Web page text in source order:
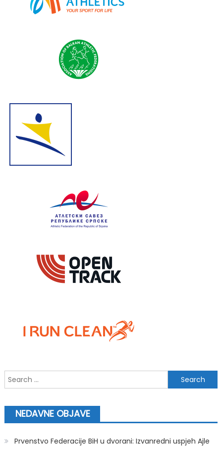
Search
for:
NEDAVNE OBJAVE
Prvenstvo Federacije BiH u dvorani: Izvanredni uspjeh Ajle